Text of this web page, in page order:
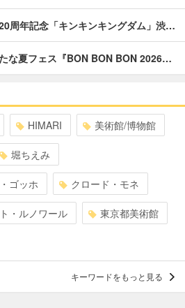
周年記念「キンキンキングダム」渋…
な夏フェス『BON BON BON 2026…
HIMARI 美術館/博物館
堀ちえみ
ゴッホ クロード・モネ
・ルノワール 東京都美術館
キーワードをもっと見る